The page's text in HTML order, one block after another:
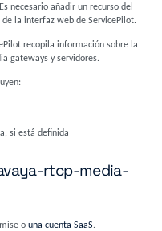
necesario añadir un recurso del
la interfaz web de ServicePilot.
recopila información sobre la
gateways y servidores.
si está definida
rtcp-media-
ouna cuenta SaaS.